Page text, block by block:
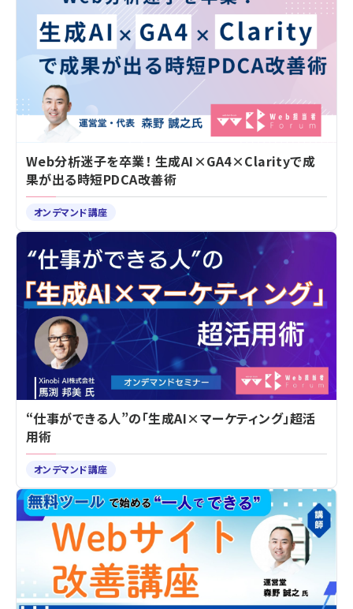
Web分析迷子を卒業！ 生成AI×GA4×Clarityで成
果が出る時短PDCA改善術
オンデマンド講座
“仕事ができる人”の「生成AI×マーケティング」超活
用術
オンデマンド講座